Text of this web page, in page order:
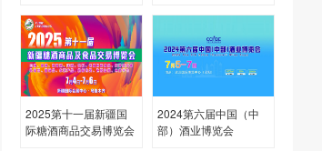
2025第十一届新疆国
际糖酒商品交易博览会
2024第六届中国（中
部）酒业博览会